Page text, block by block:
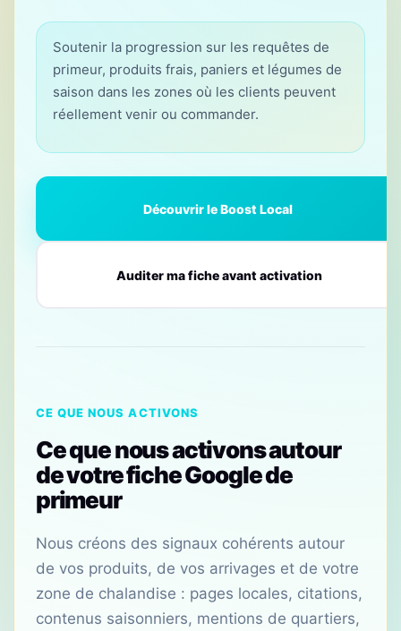
Soutenir la progression sur les requêtes de
primeur, produits frais, paniers et légumes de
saison dans les zones où les clients peuvent
réellement venir ou commander.
Découvrir le Boost Local
Auditer ma fiche avant activation
CE QUE NOUS ACTIVONS
Ce que nous activons autour
de votre fiche Google de
primeur
Nous créons des signaux cohérents autour
de vos produits, de vos arrivages et de votre
zone de chalandise : pages locales, citations,
contenus saisonniers, mentions de quartiers,